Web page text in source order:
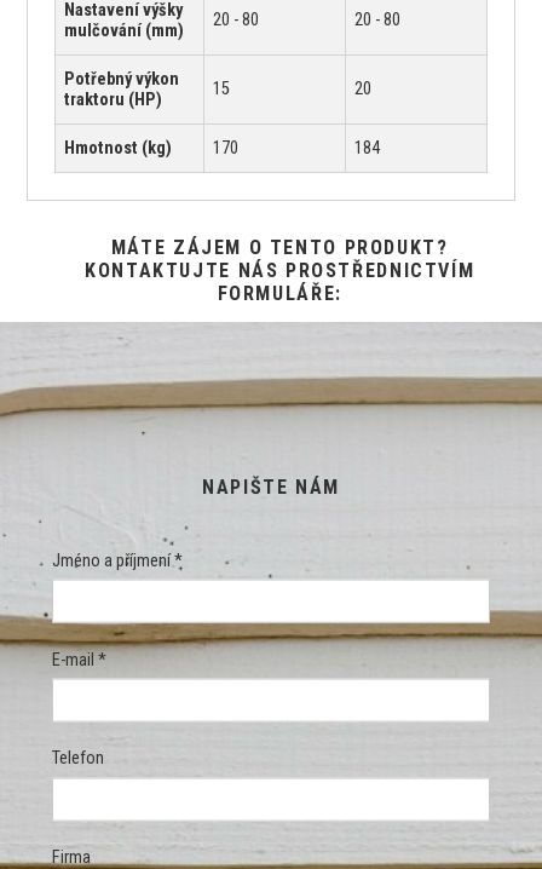
Nastavení výšky
mulčování (mm)
20 - 80 20 - 80
Potřebný výkon
traktoru (HP)
15 20
Hmotnost (kg) 170 184
MÁTE ZÁJEM O TENTO PRODUKT?
KONTAKTUJTE NÁS PROSTŘEDNICTVÍM
FORMULÁŘE:
NAPIŠTE NÁM
Jméno a příjmení *
E-mail *
Telefon
Firma